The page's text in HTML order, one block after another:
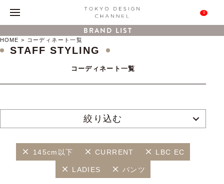
0
BRAND LIST
HOME コーディネート一覧
STAFF STYLING
コーディネート一覧
絞り込む
145cm以下 CURRENT LBC EC
LADIES パンツ